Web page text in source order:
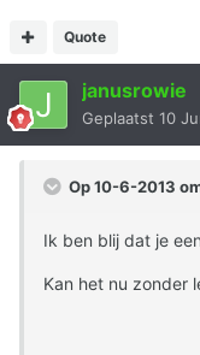
Quote
janusrowie
Geplaatst 10
Op 10-6-2013
Ik ben blij dat je
Kan het nu zonder